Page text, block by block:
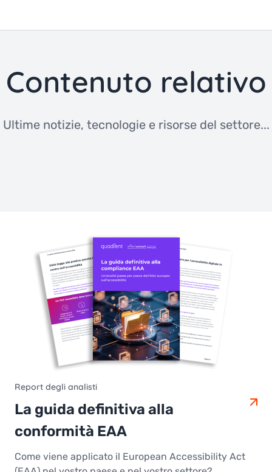
Contenuto relativo
Ultime notizie, tecnologie e risorse del settore...
Report degli analisti
La guida definitiva alla
conformità EAA
Come viene applicato il European Accessibility Act